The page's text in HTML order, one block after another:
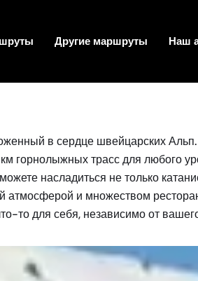
Другие маршруты Наш
в сердце швейцарских
горнолыжных трасс для любого
насладиться не только
атмосферой и множеством
то для себя, независимо от